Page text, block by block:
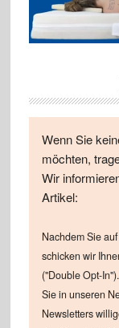
Wenn Sie
möchten,
Wir
Artikel:
Nachdem Sie
schicken wir
("Double Opt-
Sie in unseren
Newsletters